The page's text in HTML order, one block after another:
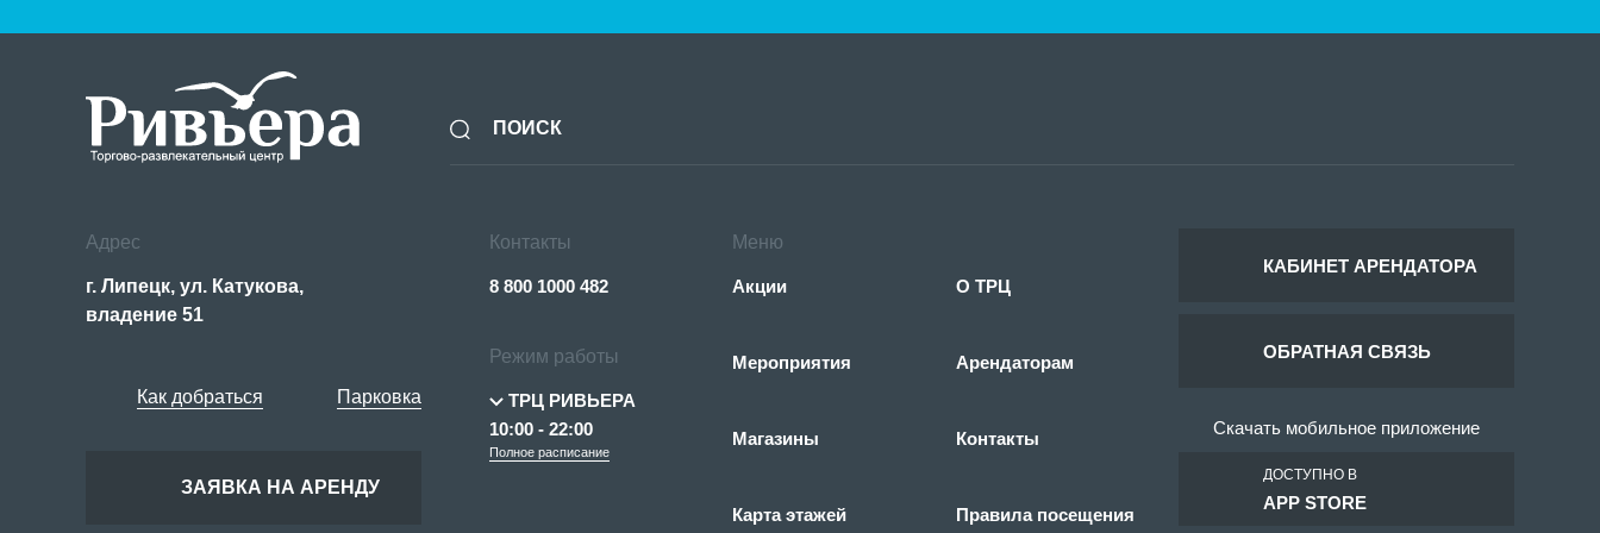
Адрес
г. Липецк, ул. Катукова,
владение 51
Как добраться Парковка
ЗАЯВКА НА АРЕНДУ
Контакты
8 800 1000 482
Режим работы
ТРЦ РИВЬЕРА
10:00 - 22:00
Полное расписание
Меню
Акции
Мероприятия
Магазины
Карта этажей
О ТРЦ
Арендаторам
Контакты
Правила посещения
КАБИНЕТ АРЕНДАТОРА
ОБРАТНАЯ СВЯЗЬ
Скачать мобильное приложение
ДОСТУПНО В
APP STORE